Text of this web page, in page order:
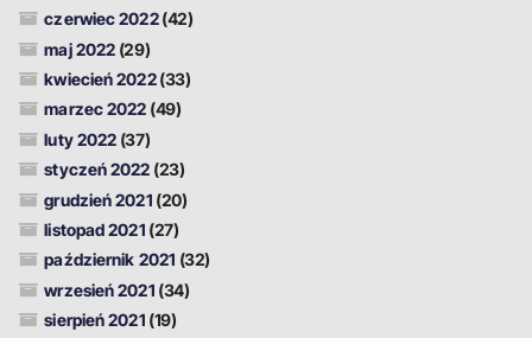
czerwiec 2022(42)
maj 2022 (29)
kwiecień 2022(33)
marzec 2022 (49)
luty 2022 (37)
styczeń 2022 (23)
grudzień 2021 (20)
listopad 2021 (27)
październik 2021 (32)
wrzesień 2021 (34)
sierpień 2021 (19)